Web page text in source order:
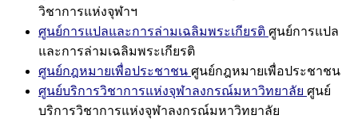
วิชาการแห่งจุฬาฯ
ศูนย์การแปลและการล่ามเฉลิมพระเกียรติ ศูนย์การแปล
และการล่ามเฉลิมพระเกียรติ
ศูนย์กฎหมายเพื่อประชาชน ศูนย์กฎหมายเพื่อประชาชน
ศูนย์บริการวิชาการแห่งจุฬาลงกรณ์มหาวิทยาลัย ศูนย์
บริการวิชาการแห่งจุฬาลงกรณ์มหาวิทยาลัย